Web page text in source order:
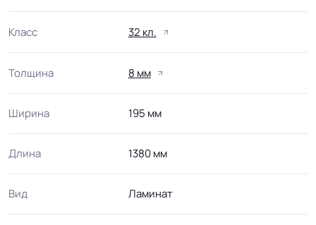
Класс 32 кл.
Толщина 8 мм
Ширина 195 мм
Длина 1380 мм
Вид Ламинат